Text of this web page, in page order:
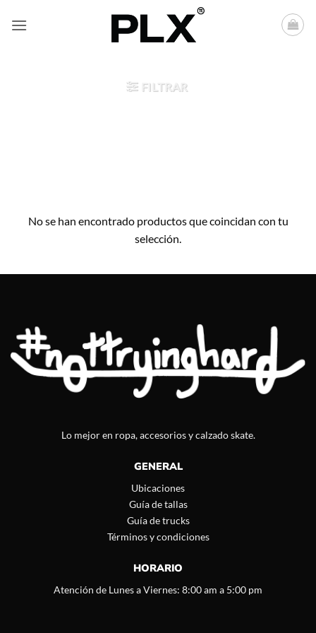
FILTRAR
No se han encontrado productos que coincidan con tu
selección.
Lo mejor en ropa, accesorios y calzado skate.
GENERAL
Ubicaciones
Guía de tallas
Guía de trucks
Términos y condiciones
HORARIO
Atención de Lunes a Viernes: 8:00 am a 5:00 pm